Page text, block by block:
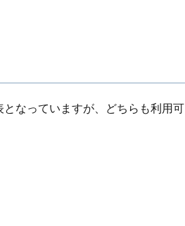
となっていますが、どちらも利用可